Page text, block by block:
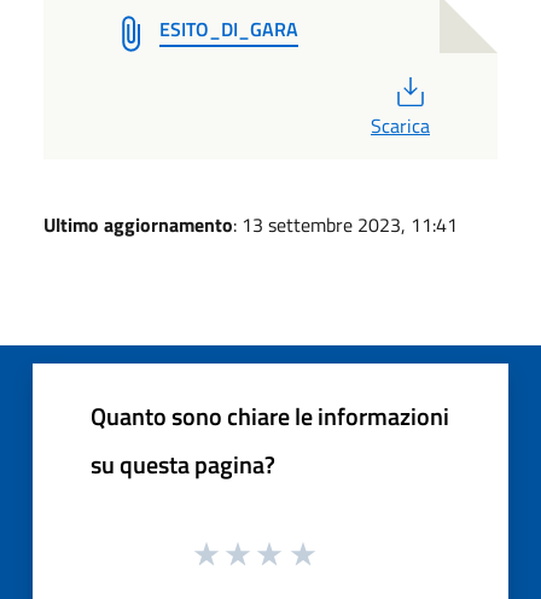
ESITO_DI_GARA
Scarica
Ultimo aggiornamento: 13 settembre 2023, 11:41
Quanto sono chiare le informazioni
su questa pagina?